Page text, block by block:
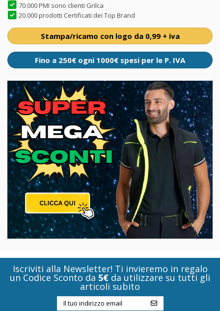
70.000 PMI sono clienti Grilca
20.000 prodotti Certificati dei Top Brand
Stampa/ricamo con logo da 0,99 + iva
Fino a 250€ ogni 1000€ spesi per le P. IVA
Iscriviti alla Newsletter! Ti invieremo in regalo
un Codice Sconto da 5€ da utilizzare su tutti gli
articoli subito